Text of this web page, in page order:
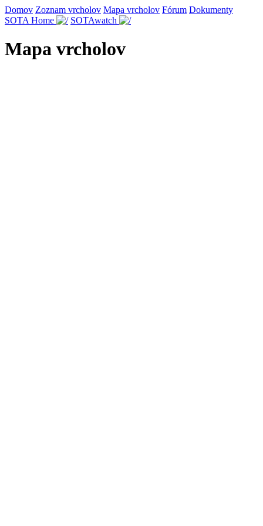
Domov Zoznam vrcholov Mapa vrcholov Fórum Dokumenty
SOTA Home
SOTAwatch
Mapa vrcholov